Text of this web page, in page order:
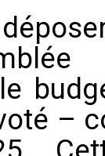
–